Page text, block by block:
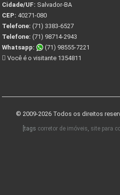
Cidade/UF: Salvador-BA
CEP: 40271-080
Telefone: (71) 3383-6527
Telefone: (71) 98714-2943
Whatsapp:
(71) 98555-7221
Você é o visitante 1354811
© 2009-2026 Todos os direitos
[tags corretor de imóveis site para